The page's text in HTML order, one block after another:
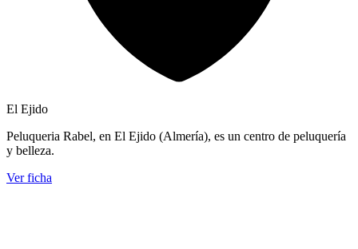
El Ejido
Peluqueria Rabel, en El Ejido (Almería), es un centro de peluquería
y belleza.
Ver ficha